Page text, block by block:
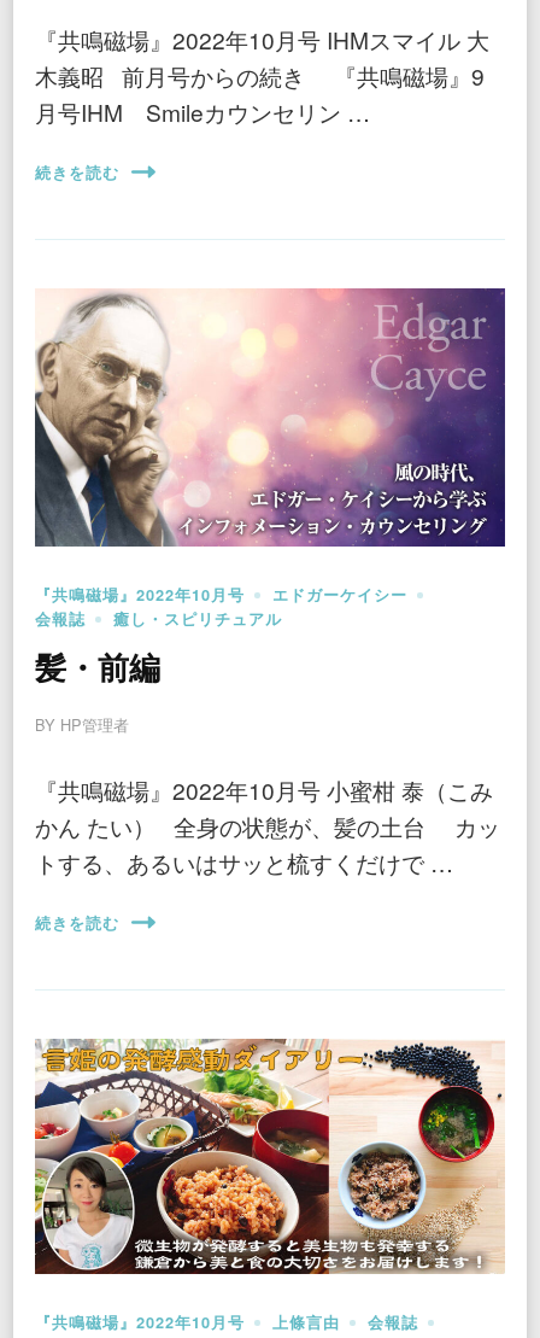
『共鳴磁場』2022年10月号 IHMスマイル 大
木義昭 前月号からの続き 『共鳴磁場』9
月号IHM Smileカウンセリン …
続きを読む
『共鳴磁場』2022年10月号
エドガーケイシー
会報誌
癒し・スピリチュアル
髪・前編
BY HP管理者
『共鳴磁場』2022年10月号 小蜜柑 泰（こみ
かん たい） 全身の状態が、髪の土台 カッ
トする、あるいはサッと梳すくだけで …
続きを読む
『共鳴磁場』2022年10月号 上條言由
会報誌